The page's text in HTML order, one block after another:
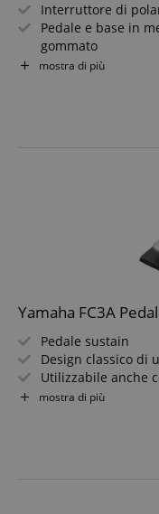
Interruttore di
Pedale e base in
gommato
Piastra in gomma
mostra di più
Yamaha FC3A
Pedale sustain
Design classico di
Utilizzabile anche
Cavo: 1,5 m
mostra di più